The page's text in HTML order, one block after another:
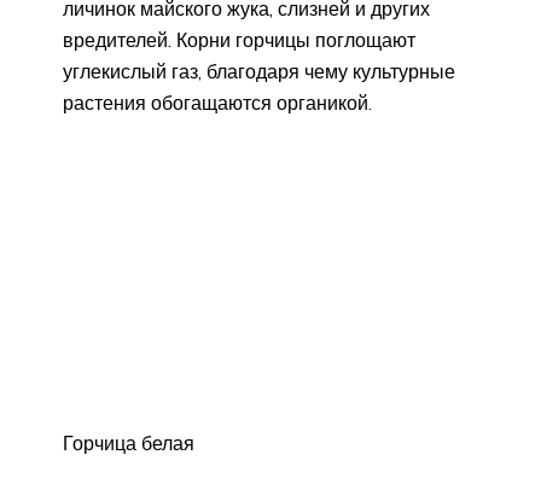
личинок майского жука, слизней и других
вредителей. Корни горчицы поглощают
углекислый газ, благодаря чему культурные
растения обогащаются органикой.
Горчица белая